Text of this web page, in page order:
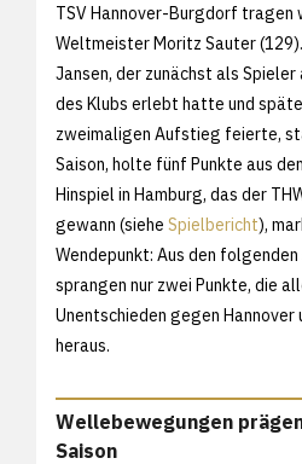
TSV Hannover-Burgdorf tragen
Weltmeister Moritz Sauter
Jansen, der zunächst als
des Klubs erlebt hatte und
zweimaligen Aufstieg feierte,
Saison, holte fünf Punkte aus
Hinspiel in Hamburg, das der
gewann (siehe Spielbericht),
Wendepunkt: Aus den
sprangen nur zwei Punkte, die
Unentschieden gegen
heraus.
Wellebewegungen
Saison